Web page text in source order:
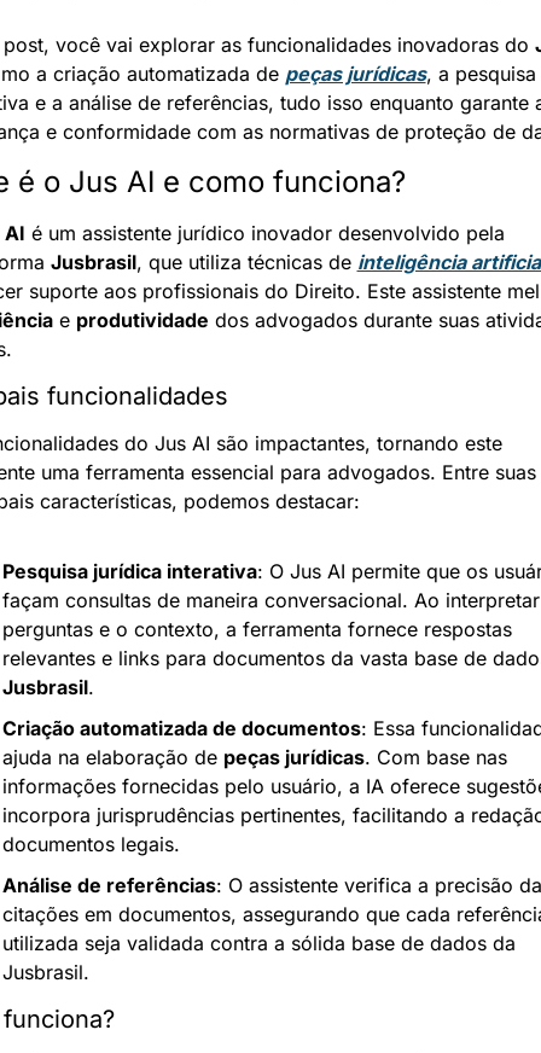
post, você vai explorar as funcionalidades inovadoras do
a criação automatizada de peças jurídicas, a pesquisa
e a análise de referências, tudo isso enquanto garante
e conformidade com as normativas de proteção de
é o Jus AI e como funciona?
AI é um assistente jurídico inovador desenvolvido pela
Jusbrasil, que utiliza técnicas de inteligência
suporte aos profissionais do Direito. Este assistente
e produtividade dos advogados durante suas
funcionalidades
do Jus AI são impactantes, tornando este
uma ferramenta essencial para advogados. Entre suas
características, podemos destacar:
Pesquisa jurídica interativa: O Jus AI permite que os
façam consultas de maneira conversacional. Ao
perguntas e o contexto, a ferramenta fornece respostas
Jusbrasil.
Criação automatizada de documentos: Essa
ajuda na elaboração de peças jurídicas. Com base nas
informações fornecidas pelo usuário, a IA oferece
incorpora jurisprudências pertinentes, facilitando a
documentos legais.
Análise de referências: O assistente verifica a precisão
citações em documentos, assegurando que cada
utilizada seja validada contra a sólida base de dados da
Jusbrasil.